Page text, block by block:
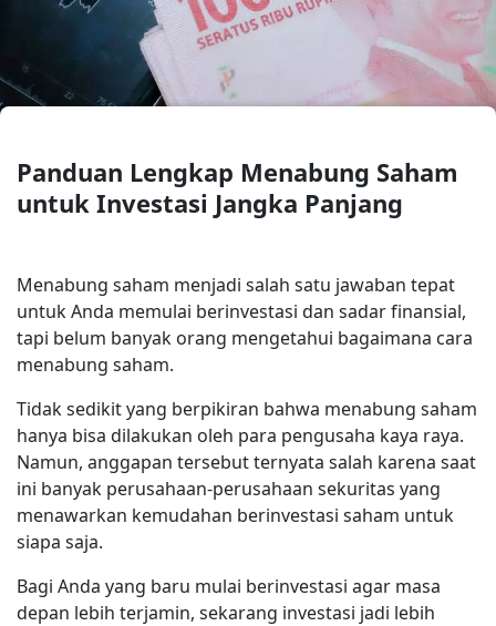
Panduan Lengkap Menabung Saham
untuk Investasi Jangka Panjang
Menabung saham menjadi salah satu jawaban tepat
untuk Anda memulai berinvestasi dan sadar finansial,
tapi belum banyak orang mengetahui bagaimana cara
menabung saham.
Tidak sedikit yang berpikiran bahwa menabung saham
hanya bisa dilakukan oleh para pengusaha kaya raya.
Namun, anggapan tersebut ternyata salah karena saat
ini banyak perusahaan-perusahaan sekuritas yang
menawarkan kemudahan berinvestasi saham untuk
siapa saja.
Bagi Anda yang baru mulai berinvestasi agar masa
depan lebih terjamin, sekarang investasi jadi lebih